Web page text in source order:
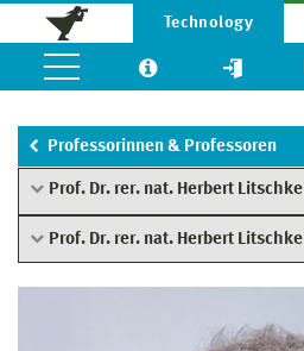
Technology
Professorinnen & Professoren
Prof. Dr. rer. nat. Herbert Litschke
Prof. Dr. rer. nat. Herbert Litschke